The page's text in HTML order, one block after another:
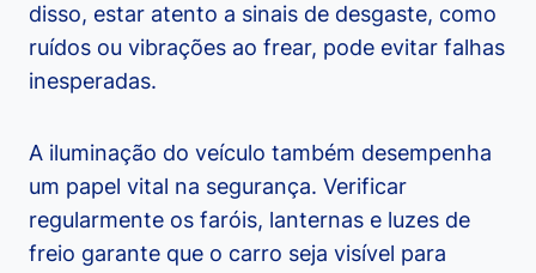
disso, estar atento a sinais de desgaste, como
ruídos ou vibrações ao frear, pode evitar falhas
inesperadas.
A iluminação do veículo também desempenha
um papel vital na segurança. Verificar
regularmente os faróis, lanternas e luzes de
freio garante que o carro seja visível para